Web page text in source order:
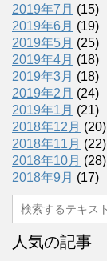
2019年7月 (15)
2019年6月 (19)
2019年5月 (25)
2019年4月 (18)
2019年3月 (18)
2019年2月 (24)
2019年1月 (21)
2018年12月 (20)
2018年11月 (22)
2018年10月 (28)
2018年9月 (17)
人気の記事